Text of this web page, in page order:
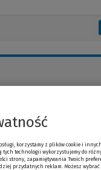
korzystamy z plików cookie i
tych technologii wykorzystujemy do
strony, zapamiętywania Twoich
przydatnych reklam. Możesz wybrać